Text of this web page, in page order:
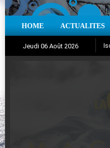
HOME ACTUALITES
Jeudi 06 Août 2026